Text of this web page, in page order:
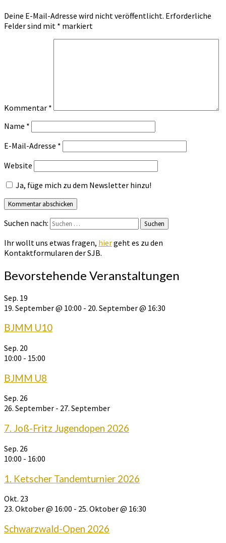
Deine E-Mail-Adresse wird nicht veröffentlicht. Erforderliche
Felder sind mit * markiert
Kommentar *
Name *
E-Mail-Adresse *
Website
Ja, füge mich zu dem Newsletter hinzu!
Suchen nach: Suchen
Ihr wollt uns etwas fragen, hiergeht es zu den
Kontaktformularen der SJB.
Bevorstehende Veranstaltungen
Sep. 19
19. September @ 10:00 - 20. September @ 16:30
BJMM U10
Sep. 20
10:00 - 15:00
BJMM U8
Sep. 26
26. September - 27. September
7. Joß-Fritz Jugendopen 2026
Sep. 26
10:00 - 16:00
1. Ketscher Tandemturnier 2026
Okt. 23
23. Oktober @ 16:00 - 25. Oktober @ 16:30
Schwarzwald-Open 2026